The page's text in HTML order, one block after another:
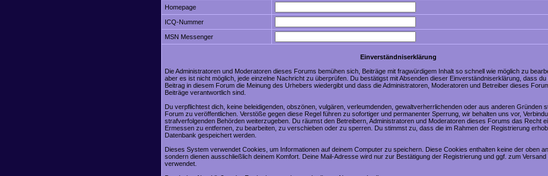
Homepage
ICQ-Nummer
MSN Messenger
Einverständniserklärung
Die Administratoren und Moderatoren dieses Forums bemühen sich, Beiträge mit fragwürdigem Inhalt so schnell wie möglich zu
aber es ist nicht möglich, jede einzelne Nachricht zu überprüfen. Du bestätigst mit Absenden dieser Einverständniserklärung, dass
Beitrag in diesem Forum die Meinung des Urhebers wiedergibt und dass die Administratoren, Moderatoren und Betreiber dieses
Beiträge verantwortlich sind.
Du verpflichtest dich, keine beleidigenden, obszönen, vulgären, verleumdenden, gewaltverherrlichenden oder aus anderen Gründen
Forum zu veröffentlichen. Verstöße gegen diese Regel führen zu sofortiger und permanenter Sperrung, wir behalten uns vor,
strafverfolgenden Behörden weiterzugeben. Du räumst den Betreibern, Administratoren und Moderatoren dieses Forums das Recht
Ermessen zu entfernen, zu bearbeiten, zu verschieben oder zu sperren. Du stimmst zu, dass die im Rahmen der Registrierung
Datenbank gespeichert werden.
Dieses System verwendet Cookies, um Informationen auf deinem Computer zu speichern. Diese Cookies enthalten keine der oben
sondern dienen ausschließlich deinem Komfort. Deine Mail-Adresse wird nur zur Bestätigung der Registrierung und ggf. zum
verwendet.